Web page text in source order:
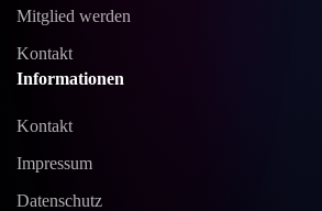
Mitglied werden
Kontakt
Informationen
Kontakt
Impressum
Datenschutz